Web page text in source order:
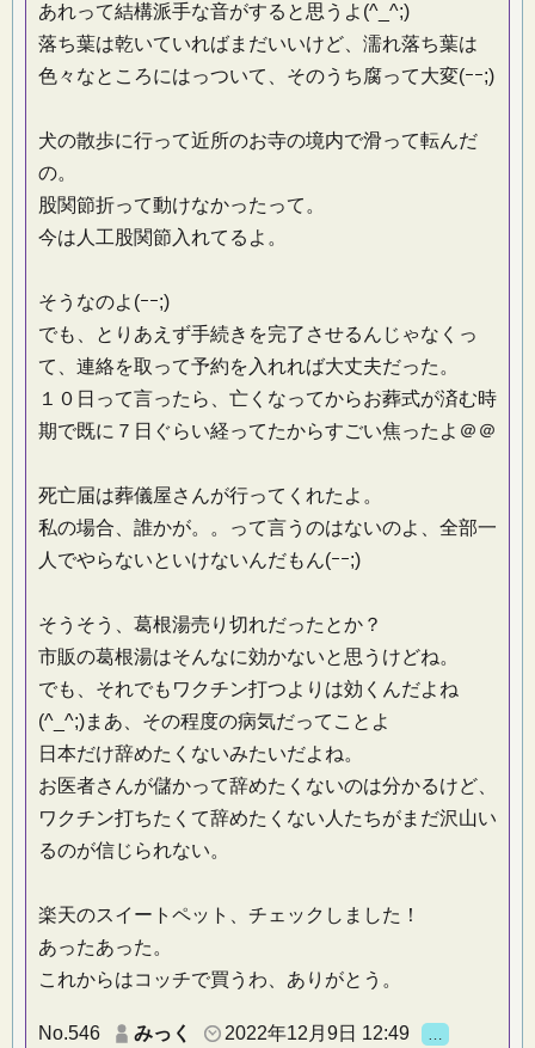
あれって結構派手な音がすると思うよ(^_^;)
落ち葉は乾いていればまだいいけど、濡れ落ち葉は
色々なところにはっついて、そのうち腐って大変(ｰｰ;)
犬の散歩に行って近所のお寺の境内で滑って転んだ
の。
股関節折って動けなかったって。
今は人工股関節入れてるよ。
そうなのよ(ｰｰ;)
でも、とりあえず手続きを完了させるんじゃなくっ
て、連絡を取って予約を入れれば大丈夫だった。
１０日って言ったら、亡くなってからお葬式が済む時
期で既に７日ぐらい経ってたからすごい焦ったよ＠＠
死亡届は葬儀屋さんが行ってくれたよ。
私の場合、誰かが。。って言うのはないのよ、全部一
人でやらないといけないんだもん(ｰｰ;)
そうそう、葛根湯売り切れだったとか？
市販の葛根湯はそんなに効かないと思うけどね。
でも、それでもワクチン打つよりは効くんだよね
(^_^;)まあ、その程度の病気だってことよ
日本だけ辞めたくないみたいだよね。
お医者さんが儲かって辞めたくないのは分かるけど、
ワクチン打ちたくて辞めたくない人たちがまだ沢山い
るのが信じられない。
楽天のスイートペット、チェックしました！
あったあった。
これからはコッチで買うわ、ありがとう。
No.546 みっく 2022年12月9日 12:49